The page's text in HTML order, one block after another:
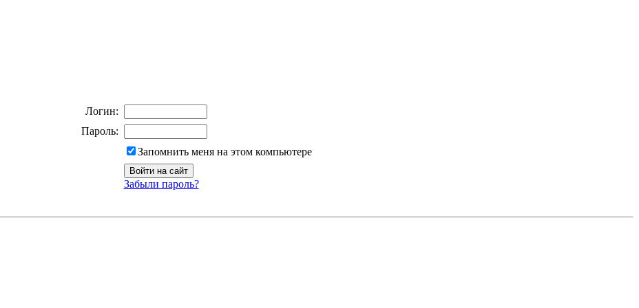
Логин:
Пароль:
Запомнить меня на этом компьютере
Забыли пароль?